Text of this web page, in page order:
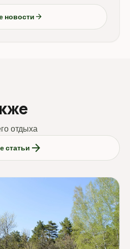
новости arrow_forward
отдыха
статьи arrow_forward